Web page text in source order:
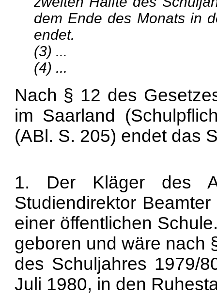
dem Ende des Monats in
endet.
(3) ...
(4) ...
Nach § 12 des
im Saarland
(ABl. S. 205) endet das
1. Der Kläger des
Studiendirektor
einer öffentlichen
geboren und wäre nach
des Schuljahres 1979/
Juli 1980, in den